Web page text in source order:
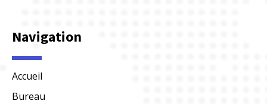
Navigation
Accueil
Bureau